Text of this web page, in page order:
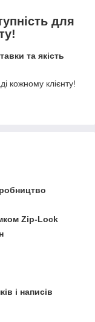
для
та якість
кожному клієнту!
Zip-Lock
і написів